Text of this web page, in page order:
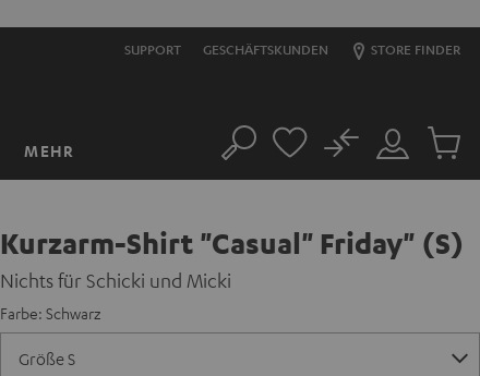
SUPPORT GESCHÄFTSKUNDEN STORE FINDER
MEHR Suche
Mein
Konto
No
Artikel
Kurzarm-Shirt "Casual" Friday" (S)
Nichts für Schicki und Micki
Farbe: Schwarz